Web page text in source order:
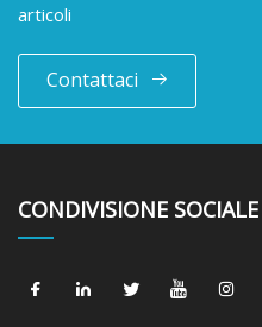
articoli
Contattaci
CONDIVISIONE SOCIALE